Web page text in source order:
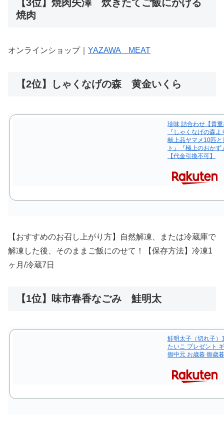
【3位】焼肉矢澤 炊きたてご飯にかける
焼肉
オンラインショップ｜ YAZAWA MEAT
【2位】しゃくなげの森 黄金いくら
珍味 詰合わせ【貴
『しゃくなげの森
献上品ヤマメ10匹
ト』『極上のおか
【代金引換不可】
【おすすめのお召し上がり方】自然解凍、または冷蔵庫で
解凍した後、そのままご飯にのせて！【保存方法】冷凍1
ヶ月/冷蔵7日
【1位】味市春香なごみ 鮭明太
鮭明太子（切れ子）
たいこ プレゼント
御中元 お歳暮 御歳